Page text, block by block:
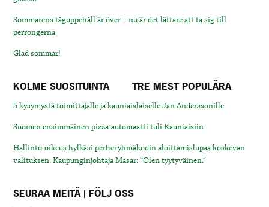
Sommarens tåguppehåll är över – nu är det lättare att ta sig till
perrongerna
Glad sommar!
KOLME SUOSITUINTA TRE MEST POPULÄRA
5 kysymystä toimittajalle ja kauniaislaiselle Jan Anderssonille
Suomen ensimmäinen pizza-automaatti tuli Kauniaisiin
Hallinto-oikeus hylkäsi perheryhmäkodin aloittamislupaa koskevan
valituksen. Kaupunginjohtaja Masar: “Olen tyytyväinen.”
SEURAA MEITÄ | FÖLJ OSS